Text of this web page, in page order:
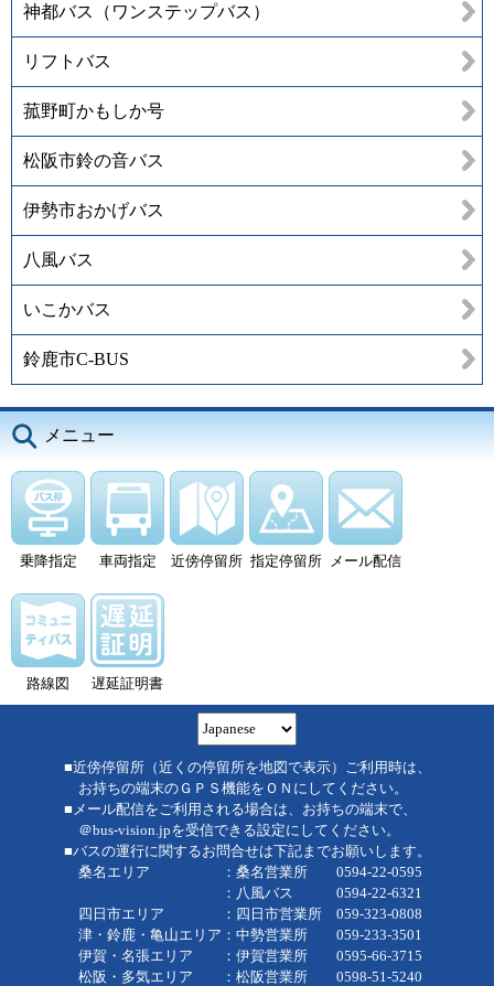
神都バス（ワンステップバス）
リフトバス
菰野町かもしか号
松阪市鈴の音バス
伊勢市おかげバス
八風バス
いこかバス
鈴鹿市C-BUS
メニュー
乗降指定 車両指定 近傍停留所 指定停留所 メール配信
路線図 遅延証明書
■近傍停留所（近くの停留所を地図で表示）ご利用時は、
お持ちの端末のＧＰＳ機能をＯＮにしてください。
■メール配信をご利用される場合は、お持ちの端末で、
＠bus-vision.jpを受信できる設定にしてください。
■バスの運行に関するお問合せは下記までお願いします。
桑名エリア ：桑名営業所 0594-22-0595
：八風バス 0594-22-6321
四日市エリア ：四日市営業所 059-323-0808
津・鈴鹿・亀山エリア：中勢営業所 059-233-3501
伊賀・名張エリア ：伊賀営業所 0595-66-3715
松阪・多気エリア ：松阪営業所 0598-51-5240